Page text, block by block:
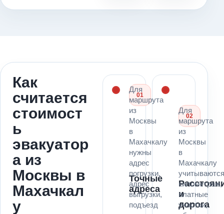
Как
считается
стоимост
ь
эвакуатор
а из
Москвы в
Махачкал
у
01
Точные
адреса
Для
маршрута
из
Москвы
в
Махачкалу
нужны
адрес
погрузки,
адрес
выгрузки,
подъезд
02
и
дорога
Для
маршрута
из
Москвы
в
Махачкалу
километраж,
платные
участки,